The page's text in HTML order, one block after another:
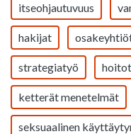
itseohjautuvuus
hakijat
strategiatyö
ketterät menetelmät
seksuaalinen